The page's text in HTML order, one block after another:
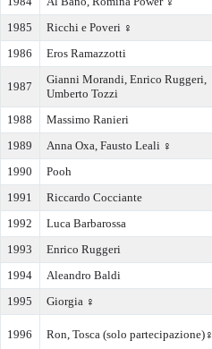
1985
Ricchi e Poveri ♀️
1986
Eros Ramazzotti
1987
Gianni Morandi, Enrico Ruggeri,
Umberto Tozzi
1988 Massimo Ranieri
1989
Anna Oxa, Fausto Leali ♀️
1990
Pooh
1991
Riccardo Cocciante
1992
Luca Barbarossa
1993
Enrico Ruggeri
1994
Aleandro Baldi
1995
Giorgia ♀️
1996 Ron, Tosca (solo partecipazione)♀️